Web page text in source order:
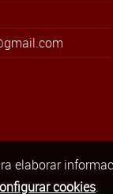
elaborar
cookies.